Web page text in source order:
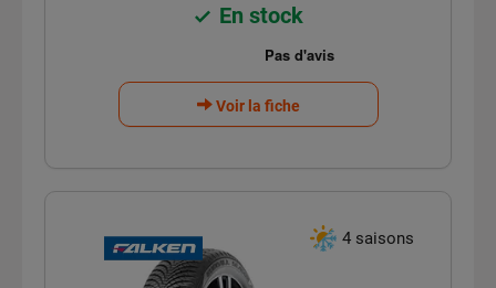
En stock
Voir la fiche
4 saisons